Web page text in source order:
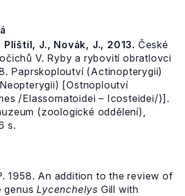
Plíštil, J., Novák, J., 2013. České
V. Ryby a rybovití obratlovci
Paprskoploutví (Actinopterygii)
[Ostnoploutví
/Elassomatoidei – Icosteidei/)].
(zoologické oddělení),
s.
1958. An addition to the review of
genusLycenchelys Gill with